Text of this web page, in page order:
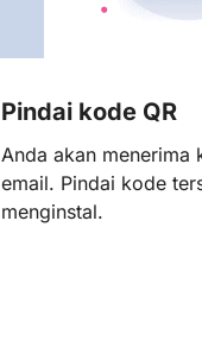
Pindai kode QR
Anda akan menerima
email. Pindai kode
menginstal.